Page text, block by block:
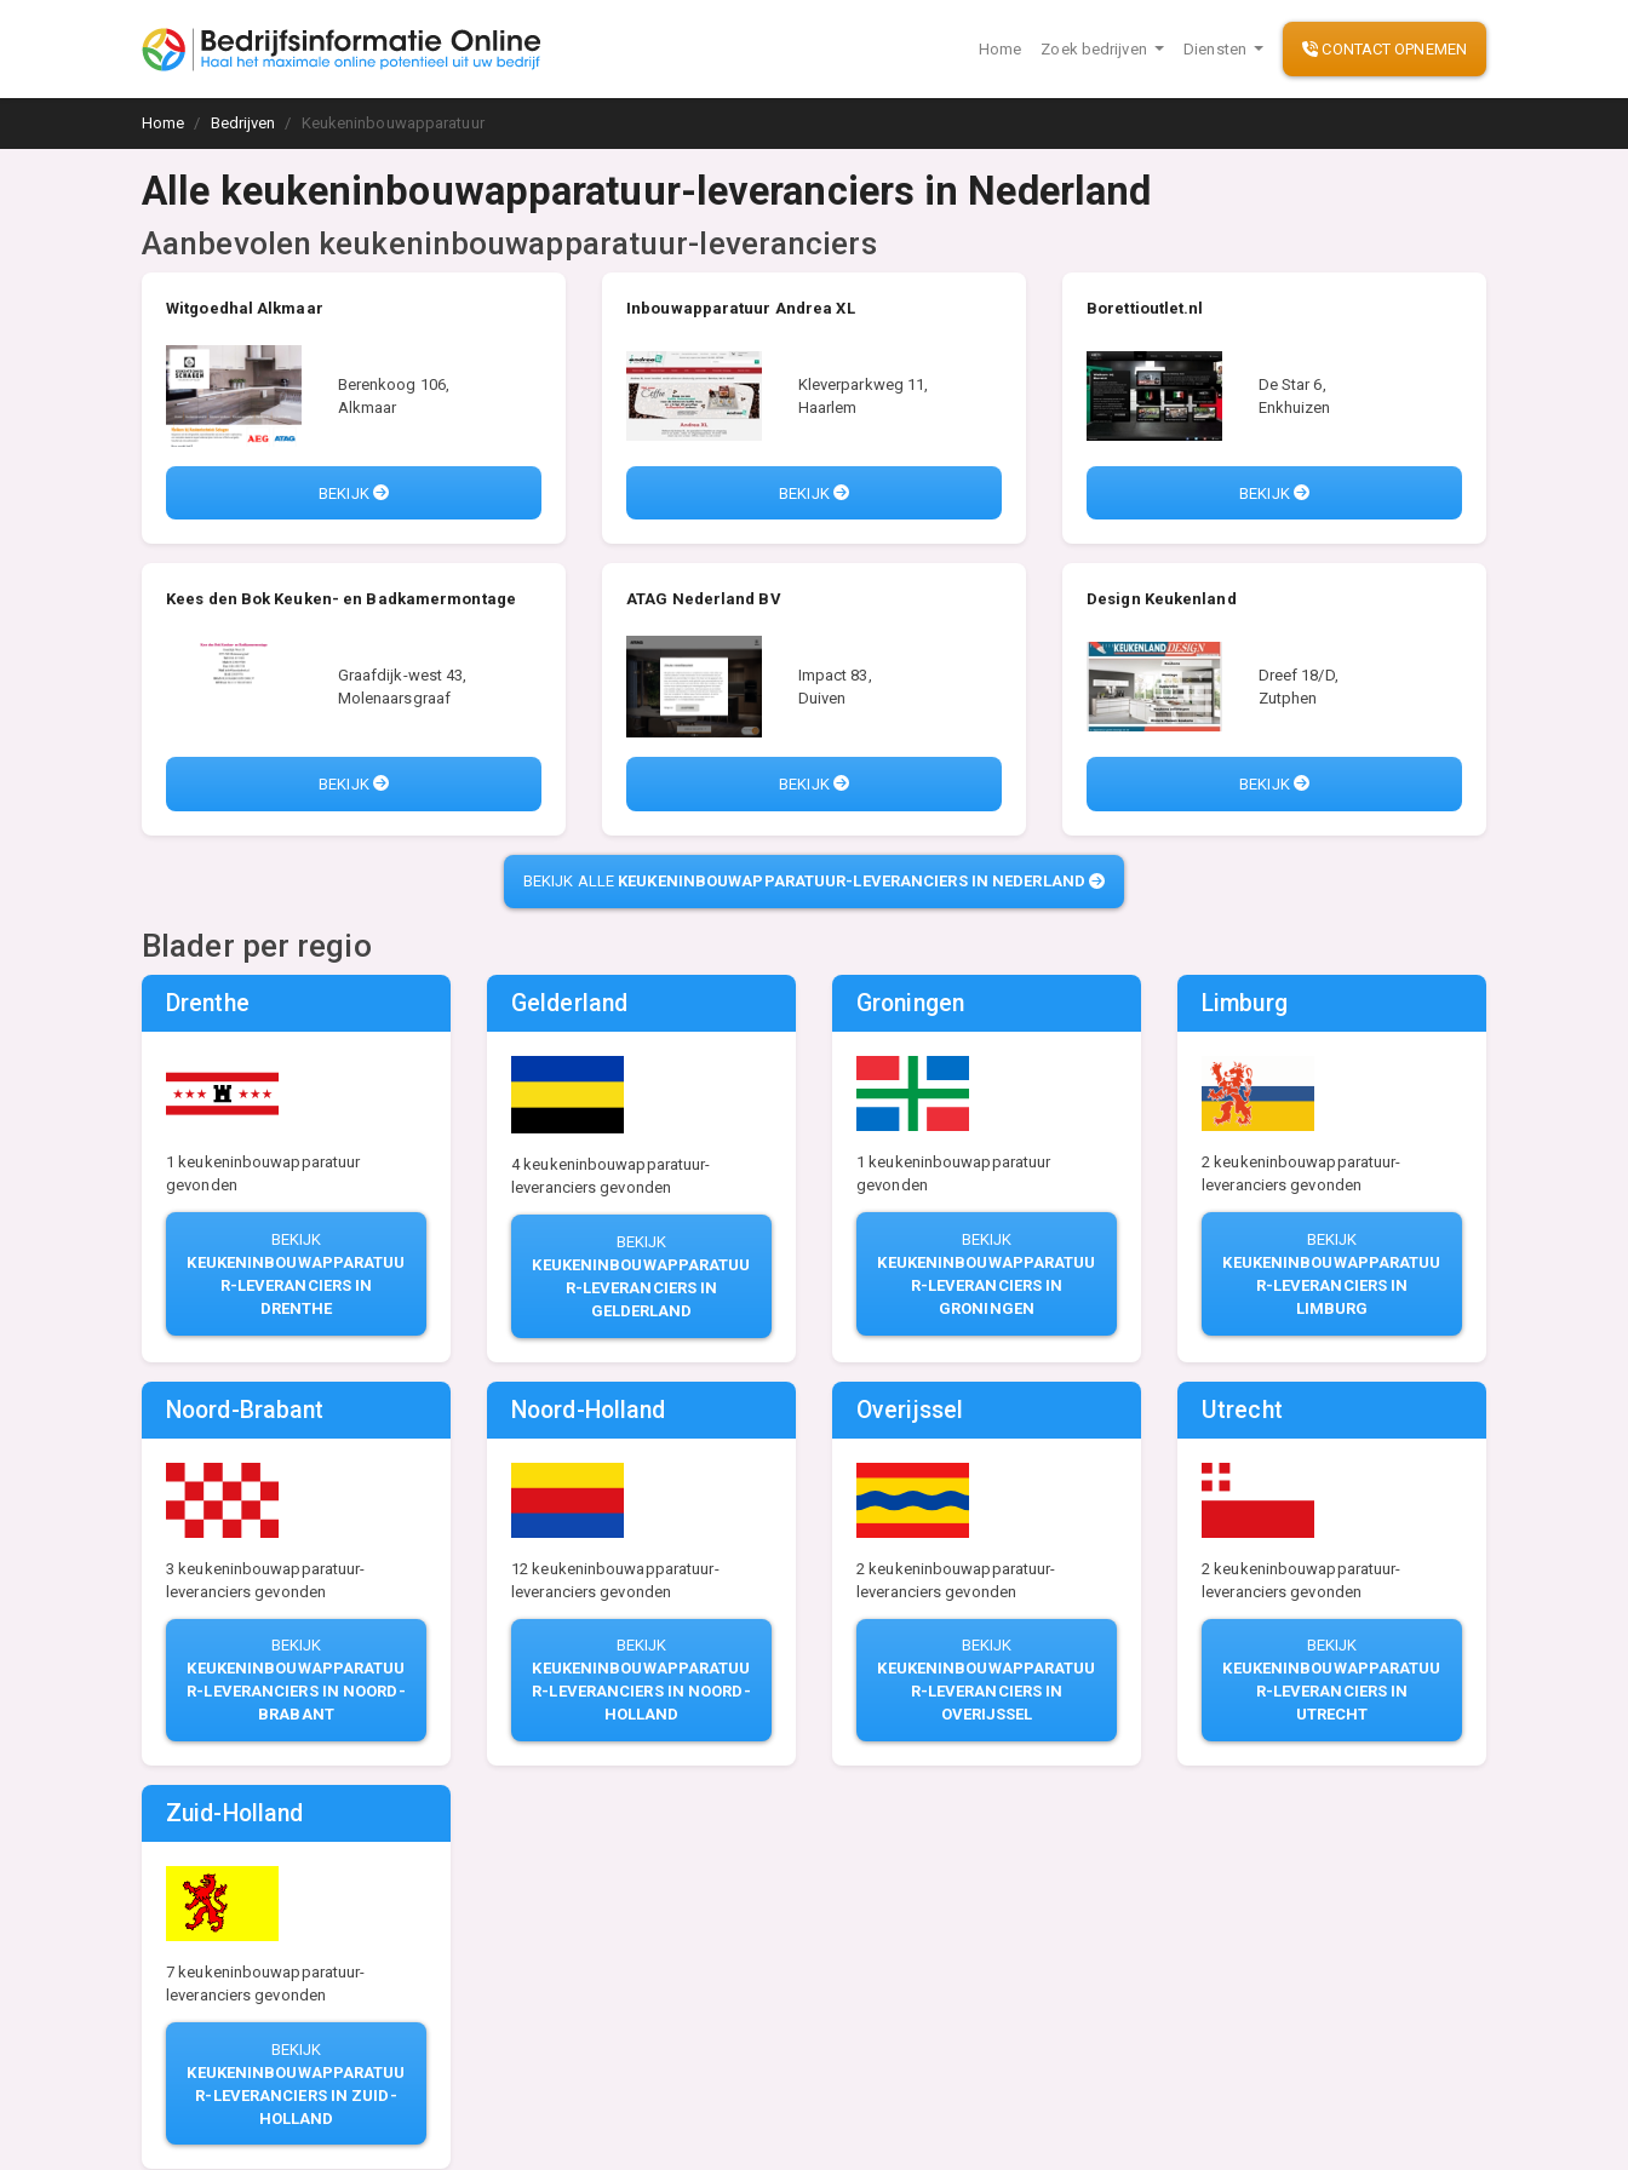
Home Zoek bedrijven Diensten CONTACT OPNEMEN
Home Bedrijven Keukeninbouwapparatuur
Alle keukeninbouwapparatuur-leveranciers in Nederland
Aanbevolen keukeninbouwapparatuur-leveranciers
Witgoedhal Alkmaar
Berenkoog 106,
Alkmaar
BEKIJK
Inbouwapparatuur Andrea XL
Kleverparkweg 11,
Haarlem
BEKIJK
Borettioutlet.nl
De Star 6,
Enkhuizen
BEKIJK
Kees den Bok Keuken- en Badkamermontage
Graafdijk-west 43,
Molenaarsgraaf
BEKIJK
ATAG Nederland BV
Impact 83,
Duiven
BEKIJK
Design Keukenland
Dreef 18/D,
Zutphen
BEKIJK
BEKIJK ALLE KEUKENINBOUWAPPARATUUR-LEVERANCIERS IN NEDERLAND
Blader per regio
Drenthe
1 keukeninbouwapparatuur
gevonden
BEKIJK
KEUKENINBOUWAPPARATUU
R-LEVERANCIERS IN
DRENTHE
Gelderland
4 keukeninbouwapparatuur-
leveranciers gevonden
BEKIJK
KEUKENINBOUWAPPARATUU
R-LEVERANCIERS IN
GELDERLAND
Groningen
1 keukeninbouwapparatuur
gevonden
BEKIJK
KEUKENINBOUWAPPARATUU
R-LEVERANCIERS IN
GRONINGEN
Limburg
2 keukeninbouwapparatuur-
leveranciers gevonden
BEKIJK
KEUKENINBOUWAPPARATUU
R-LEVERANCIERS IN
LIMBURG
Noord-Brabant
3 keukeninbouwapparatuur-
leveranciers gevonden
BEKIJK
KEUKENINBOUWAPPARATUU
R-LEVERANCIERS IN NOORD-
BRABANT
Noord-Holland
12 keukeninbouwapparatuur-
leveranciers gevonden
BEKIJK
KEUKENINBOUWAPPARATUU
R-LEVERANCIERS IN NOORD-
HOLLAND
Overijssel
2 keukeninbouwapparatuur-
leveranciers gevonden
BEKIJK
KEUKENINBOUWAPPARATUU
R-LEVERANCIERS IN
OVERIJSSEL
Utrecht
2 keukeninbouwapparatuur-
leveranciers gevonden
BEKIJK
KEUKENINBOUWAPPARATUU
R-LEVERANCIERS IN
UTRECHT
Zuid-Holland
7 keukeninbouwapparatuur-
leveranciers gevonden
BEKIJK
KEUKENINBOUWAPPARATUU
R-LEVERANCIERS IN ZUID-
HOLLAND